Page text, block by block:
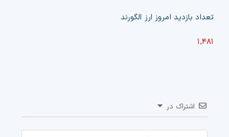
تعداد بازدید امروز ارز الگورند
۱,۴۸۱
اشتراک در